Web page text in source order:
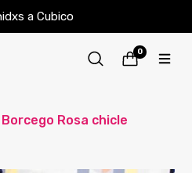
a Cubico
0
Borcego Rosa chicle